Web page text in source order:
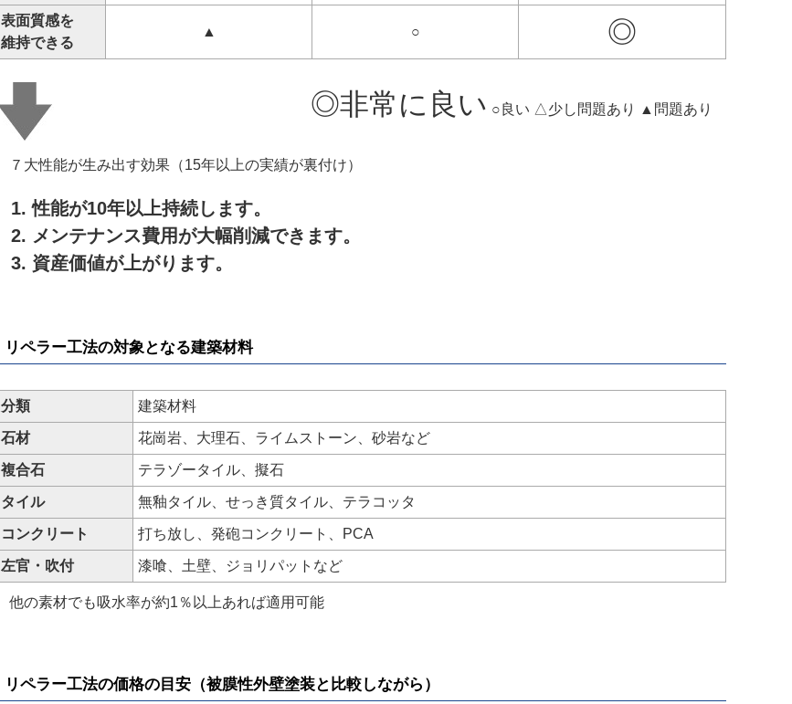
表面質感を
維持できる
▲ ○ ◎
◎非常に良い ○良い △少し問題あり ▲問題あり
７大性能が生み出す効果（15年以上の実績が裏付け）
性能が10年以上持続します。
メンテナンス費用が大幅削減できます。
資産価値が上がります。
リペラー工法の対象となる建築材料
分類 建築材料
石材 花崗岩、大理石、ライムストーン、砂岩など
複合石 テラゾータイル、擬石
タイル 無釉タイル、せっき質タイル、テラコッタ
コンクリート 打ち放し、発砲コンクリート、PCA
左官・吹付 漆喰、土壁、ジョリパットなど
他の素材でも吸水率が約1％以上あれば適用可能
リペラー工法の価格の目安（被膜性外壁塗装と比較しながら）